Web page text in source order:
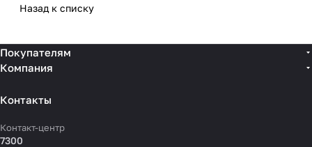
Назад к списку
Покупателям
Компания
Контакты
Контакт-центр
7300